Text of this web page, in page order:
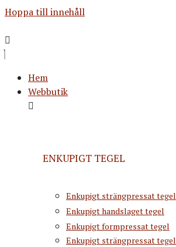
Hoppa till innehåll
Hem
Webbutik
ENKUPIGT TEGEL
Enkupigt strängpressat tegel
Enkupigt handslaget tegel
Enkupigt formpressat tegel
Enkupigt strängpressat tegel